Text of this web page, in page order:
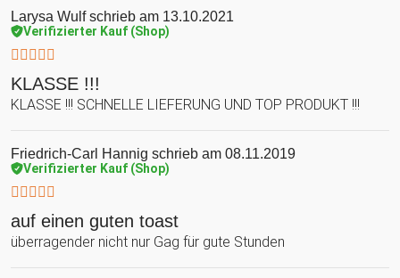
Larysa Wulfschrieb am 13.10.2021
Verifizierter Kauf (Shop)
KLASSE !!!
KLASSE !!! SCHNELLE LIEFERUNG UND TOP PRODUKT !!!
Friedrich-Carl Hannig schrieb am 08.11.2019
Verifizierter Kauf (Shop)
auf einen guten toast
überragender nicht nur Gag für gute Stunden